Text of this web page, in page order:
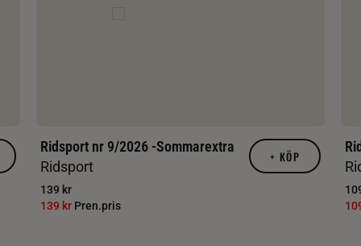
Ridsport nr 9/2026 -Sommarextra
Ridsport
139 kr
139 kr Pren.pris
+ KÖP